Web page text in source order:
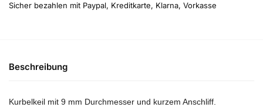
Sicher bezahlen mit Paypal, Kreditkarte, Klarna, Vorkasse
Beschreibung
Kurbelkeil mit 9 mm Durchmesser und kurzem Anschliff.